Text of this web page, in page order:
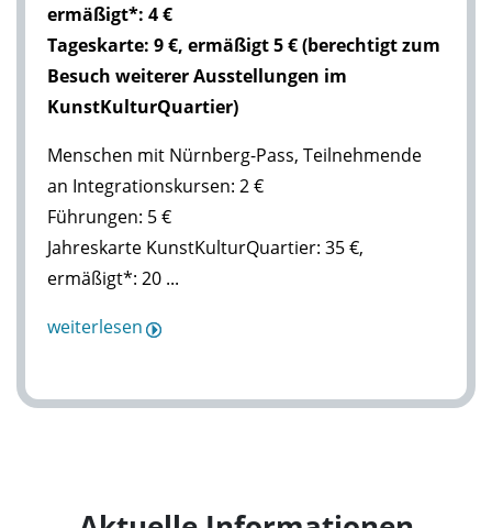
ermäßigt*: 4 €
Tageskarte: 9 €, ermäßigt 5 € (berechtigt zum
Besuch weiterer Ausstellungen im
KunstKulturQuartier)
Menschen mit Nürnberg-Pass, Teilnehmende
an Integrationskursen: 2 €
Führungen: 5 €
Jahreskarte KunstKulturQuartier: 35 €,
ermäßigt*: 20 ...
weiterlesen